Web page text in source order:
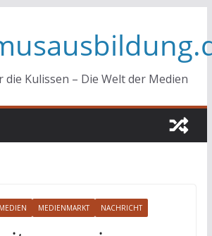
die Kulissen – Die Welt der Medien
MEDIEN MEDIENMARKT NACHRICHT